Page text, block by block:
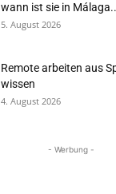
wann ist sie in
5. August 2026
Remote arbeiten aus
wissen
4. August 2026
- Werbung -